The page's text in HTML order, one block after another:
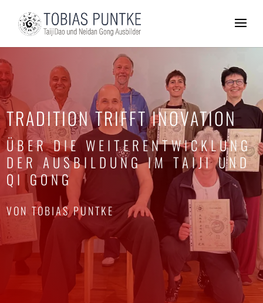
TRADITION TRIFFT INOVATION
ÜBER DIE WEITERENTWICKLUNG
DER AUSBILDUNG IM TAIJI UND
QI GONG
VON TOBIAS PUNTKE